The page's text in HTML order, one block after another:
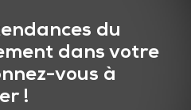
du
dans votre
vous à
!